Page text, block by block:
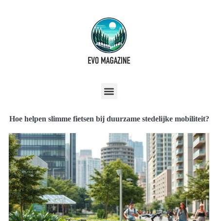
Hoe helpen slimme fietsen bij duurzame stedelijke mobiliteit?